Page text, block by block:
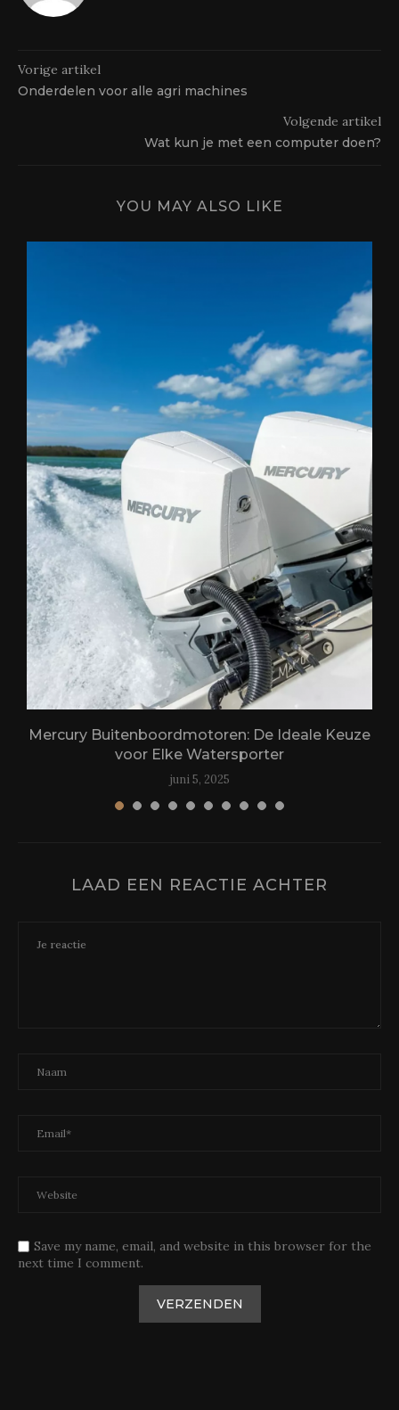
Vorige artikel
Onderdelen voor alle agri machines
Volgende artikel
Wat kun je met een computer doen?
YOU MAY ALSO LIKE
Mercury Buitenboordmotoren: De Ideale Keuze
voor Elke Watersporter
juni 5, 2025
LAAD EEN REACTIE ACHTER
Save my name, email, and website in this browser for the
next time I comment.